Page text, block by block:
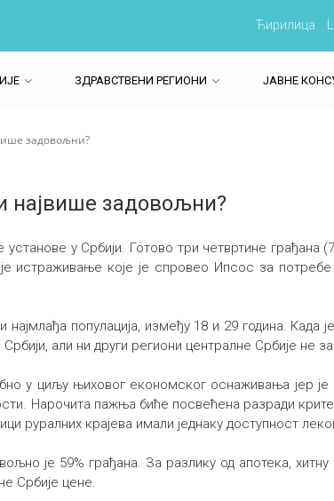
Ћирилица
ЗДРАВСТВЕНИ РЕГИОНИ ЈАВНЕ
задовољни?
највише задовољни?
у Србији. Готово три четвртине грађана
истраживање које је спровео Ипсос за
популација, између 18 и 29 година. Када
али ни други региони централне Србије не
у циљу њиховог економског оснаживања јер
Нарочита пажња биће посвећена разради
крајева имали једнаку доступност
је 59% грађана. За разлику од апотека,
Србије цене.